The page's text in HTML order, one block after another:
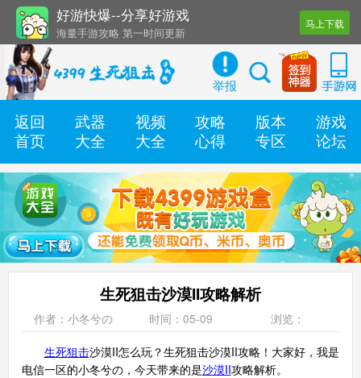
好游快爆--分享好游戏
还有几十款实用辅助工具
海量手游攻略 第一时间更新
马上下载
举报
返回
首页
武器
大全
视频
大全
攻略
心得
版本
专区
游戏
论坛
生死狙击沙漠II攻略解析
作者：小冬兮の 时间：05-09 浏览：
生死狙击沙漠II怎么玩？生死狙击沙漠II攻略！大家好，我是
电信一区的小冬兮の，今天带来的是沙漠II攻略解析。